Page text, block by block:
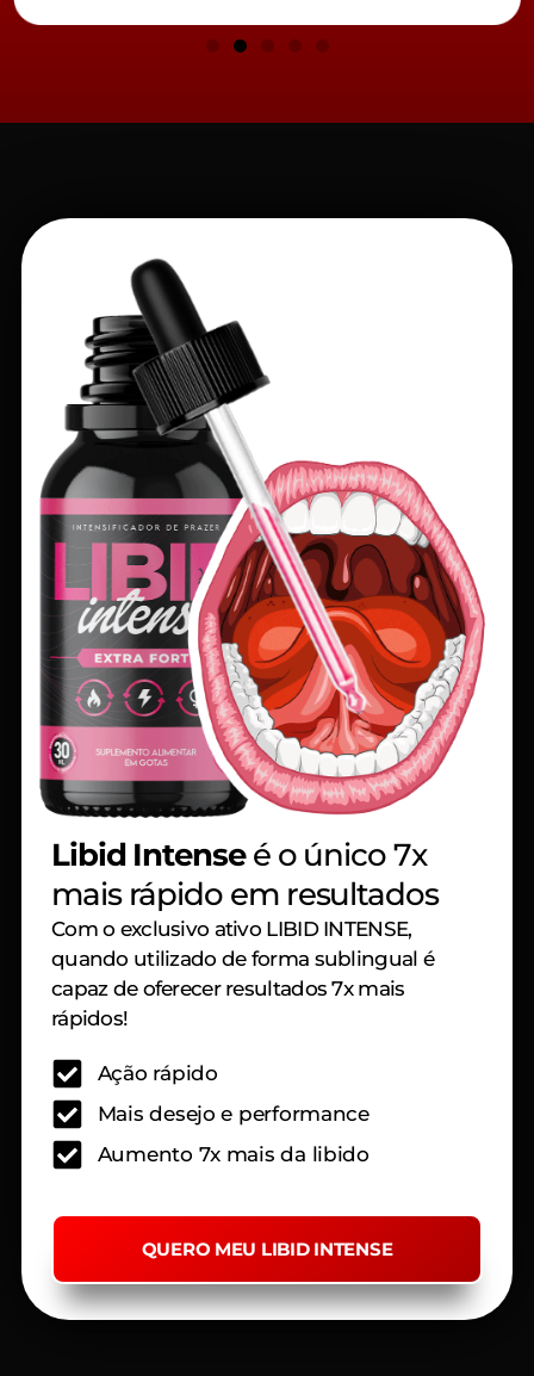
Libid Intenseé o único 7x
mais rápido em resultados
Com o exclusivo ativo LIBID INTENSE,
quando utilizado de forma sublingual é
capaz de oferecer resultados 7x mais
rápidos!
Ação rápido
Mais desejo e performance
Aumento 7x mais da libido
QUERO MEU LIBID INTENSE